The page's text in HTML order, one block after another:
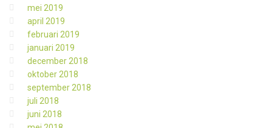
mei 2019
april 2019
februari 2019
januari 2019
december 2018
oktober 2018
september 2018
juli 2018
juni 2018